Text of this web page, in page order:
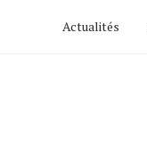
Actualités